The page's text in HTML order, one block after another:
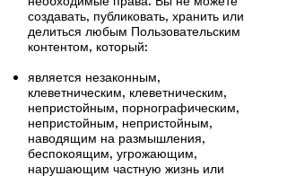
создавать, публиковать, хранить или
делиться любым Пользовательским
контентом, который:
является незаконным,
клеветническим, клеветническим,
непристойным, порнографическим,
непристойным, непристойным,
наводящим на размышления,
беспокоящим, угрожающим,
нарушающим частную жизнь или